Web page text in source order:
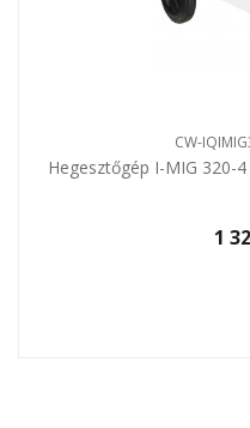
CW-
Hegesztőgép I-MIG 320-
1